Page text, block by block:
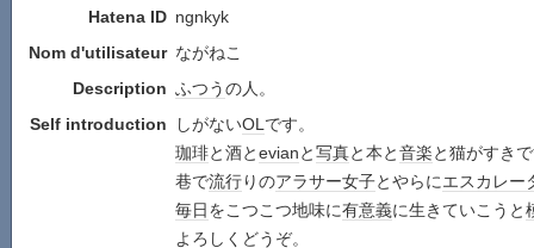
Hatena ID ngnkyk
Nom d'utilisateur ながねこ
Description ふつうの人。
Self introduction
しがないOLです。
珈琲と酒とevianと写真と本と音楽と猫がすき
巷で流行りのアラサー女子とやらにエスカレー
毎日をこつこつ地味に有意義に生きていこうと
よろしくどうぞ。